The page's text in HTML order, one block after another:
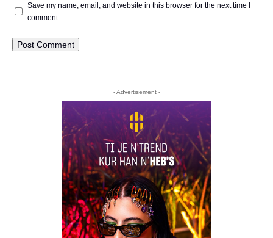
Save my name, email, and website in this browser for the next time I
comment.
- Advertisement -